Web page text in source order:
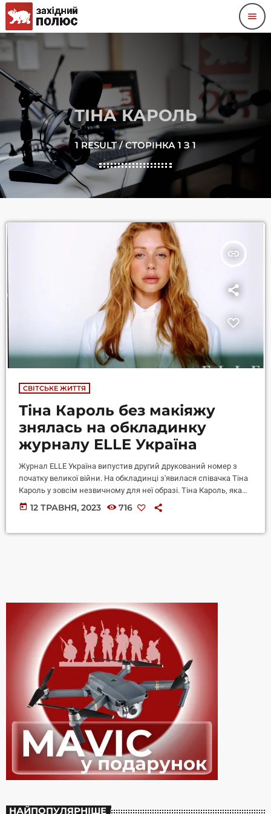
menu
ТІНА КАРОЛЬ
1 RESULT / СТОРІНКА 1 З 1
insert_link
СВІТСЬКЕ ЖИТТЯ
Тіна Кароль без макіяжу
знялась на обкладинку
журналу ELLE Україна
Журнал ELLE Україна випустив другий друкований номер з
початку великої війни. На обкладинці з'явилася співачка Тіна
Кароль у зовсім незвичному для неї образі. Тіна Кароль, яка
готується виступити у фіналі "Євробачення-2023" разом із
іншими українськими зірками, стала зіркою обкладинки
today 12 ТРАВНЯ, 2023 716
НАЙПОПУЛЯРНІШЕ